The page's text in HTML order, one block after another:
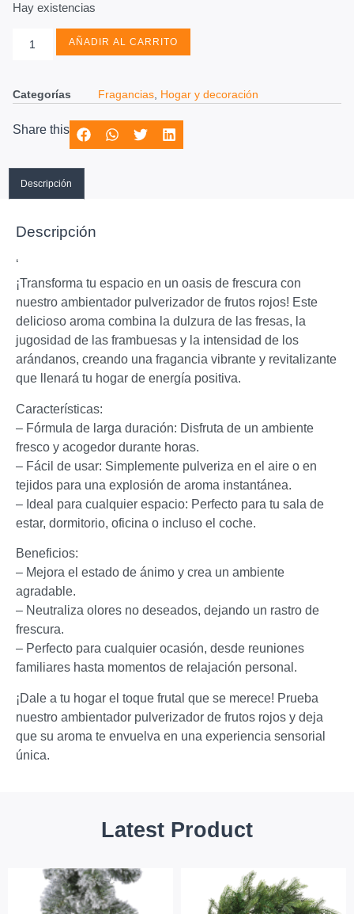
Hay existencias
AÑADIR AL CARRITO
Categorías Fragancias Hogar y decoración
Share this
Descripción
Descripción
‘
¡Transforma tu espacio en un oasis de frescura con
nuestro ambientador pulverizador de frutos rojos! Este
delicioso aroma combina la dulzura de las fresas, la
jugosidad de las frambuesas y la intensidad de los
arándanos, creando una fragancia vibrante y revitalizante
que llenará tu hogar de energía positiva.
Características:
– Fórmula de larga duración: Disfruta de un ambiente
fresco y acogedor durante horas.
– Fácil de usar: Simplemente pulveriza en el aire o en
tejidos para una explosión de aroma instantánea.
– Ideal para cualquier espacio: Perfecto para tu sala de
estar, dormitorio, oficina o incluso el coche.
Beneficios:
– Mejora el estado de ánimo y crea un ambiente
agradable.
– Neutraliza olores no deseados, dejando un rastro de
frescura.
– Perfecto para cualquier ocasión, desde reuniones
familiares hasta momentos de relajación personal.
¡Dale a tu hogar el toque frutal que se merece! Prueba
nuestro ambientador pulverizador de frutos rojos y deja
que su aroma te envuelva en una experiencia sensorial
única.
Latest Product